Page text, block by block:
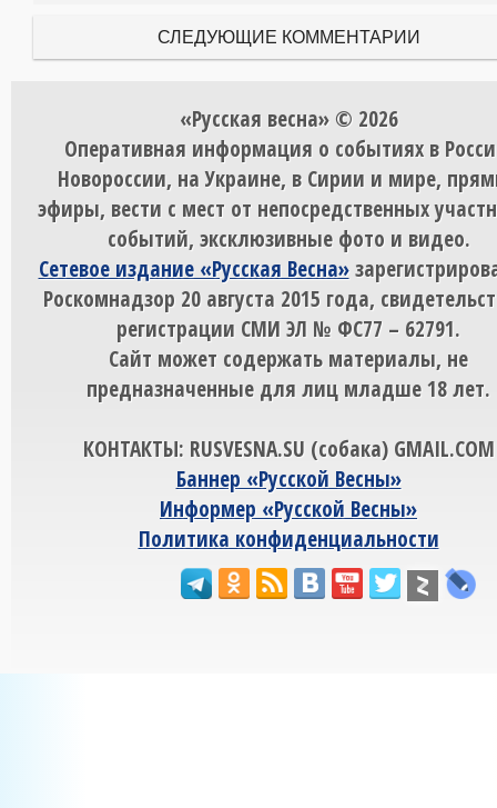
СЛЕДУЮЩИЕ КОММЕНТАРИИ
«Русская весна» © 2026
Оперативная информация о событиях в
Новороссии, на Украине, в Сирии и мире,
эфиры, вести с мест от непосредственных
событий, эксклюзивные фото и видео.
Сетевое издание «Русская Весна»
Роскомнадзор 20 августа 2015 года,
регистрации СМИ ЭЛ № ФС77 – 62791.
Сайт может содержать материалы, не
предназначенные для лиц младше 18 лет.
КОНТАКТЫ: RUSVESNA.SU (собака) GMAIL.COM
Баннер «Русской Весны»
Информер «Русской Весны»
Политика конфиденциальности